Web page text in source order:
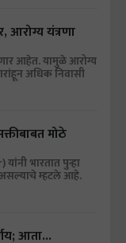
आरोग्य यंत्रणा
आहेत. यामुळे आरोग्य
अधिक निवासी
मोठे
भारतात पुन्हा
असल्याचे म्हटले आहे.
आता...